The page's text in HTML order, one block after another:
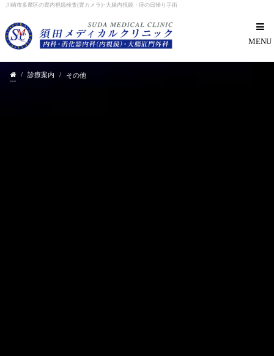
川崎市多摩区の胃内視鏡検査(胃カメラ)･大腸内視鏡・痔の日帰り手術
MENU
/ 診療案内 / その他